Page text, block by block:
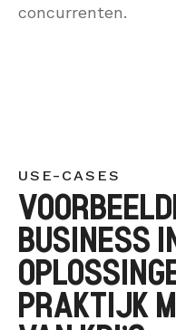
concurrenten.
USE-CASES
BUSINESS
PRAKTIJK